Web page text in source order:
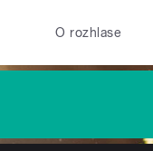
O rozhlase